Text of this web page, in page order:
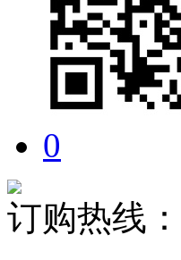
0
订购热线：